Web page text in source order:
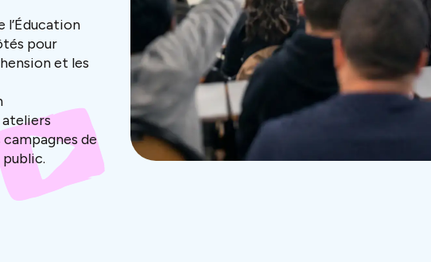
l’Éducation
pour
et les
de